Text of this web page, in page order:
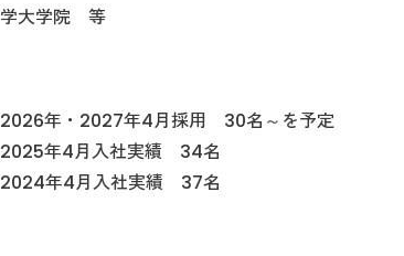
学大学院 等
2026年・2027年4月採用 30名～を予定
2025年4月入社実績 34名
2024年4月入社実績 37名